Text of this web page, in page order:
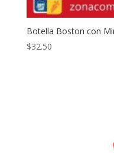
Botella Boston con
$32.50